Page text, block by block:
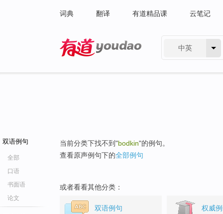
词典 翻译 有道精品课 云笔记
中英
双语例句
全部
口语
书面语
论文
当前分类下找不到"bodkin"的例句。
查看原声例句下的全部例句
或者看看其他分类：
双语例句 权威